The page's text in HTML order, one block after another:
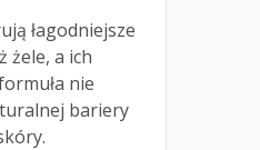
łagodniejsze
żele, a ich
nie
bariery